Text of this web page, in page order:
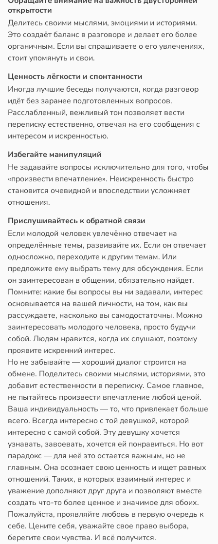
открытости
Делитесь своими мыслями, эмоциями и историями.
Это создаёт баланс в разговоре и делает его более
органичным. Если вы спрашиваете о его увлечениях,
стоит упомянуть и свои.
Ценность лёгкости и спонтанности
Иногда лучшие беседы получаются, когда разговор
идёт без заранее подготовленных вопросов.
Расслабленный, вежливый тон позволяет вести
переписку естественно, отвечая на его сообщения с
интересом и искренностью.
Избегайте манипуляций
Не задавайте вопросы исключительно для того, чтобы
«произвести впечатление». Неискренность быстро
становится очевидной и впоследствии усложняет
отношения.
Прислушивайтесь к обратной связи
Если молодой человек увлечённо отвечает на
определённые темы, развивайте их. Если он отвечает
односложно, переходите к другим темам. Или
предложите ему выбрать тему для обсуждения. Если
он заинтересован в общении, обязательно найдет.
Помните: какие бы вопросы вы ни задавали, интерес
основывается на вашей личности, на том, как вы
рассуждаете, насколько вы самодостаточны. Можно
заинтересовать молодого человека, просто будучи
собой. Людям нравится, когда их слушают, поэтому
проявите искренний интерес.
Но не забывайте — хороший диалог строится на
обмене. Поделитесь своими мыслями, историями, это
добавит естественности в переписку. Самое главное,
не пытайтесь произвести впечатление любой ценой.
Ваша индивидуальность — то, что привлекает больше
всего. Всегда интересно с той девушкой, которой
интересно с самой собой. Эту девушку хочется
узнавать, завоевать, хочется ей понравиться. Но вот
парадокс — для неё это остается важным, но не
главным. Она осознает свою ценность и ищет равных
отношений. Таких, в которых взаимный интерес и
уважение дополняют друг друга и позволяют вместе
создать что-то более ценное и значимое для обоих.
Пожалуйста, проявляйте любовь в первую очередь к
себе. Цените себя, уважайте свое право выбора,
берегите свои чувства. И всё получится.